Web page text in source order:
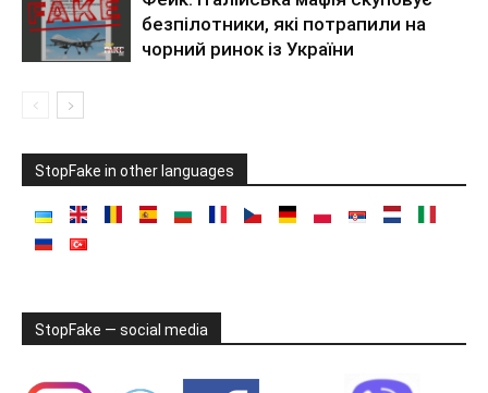
безпілотники, які потрапили на
чорний ринок із України
StopFake in other languages
StopFake — social media